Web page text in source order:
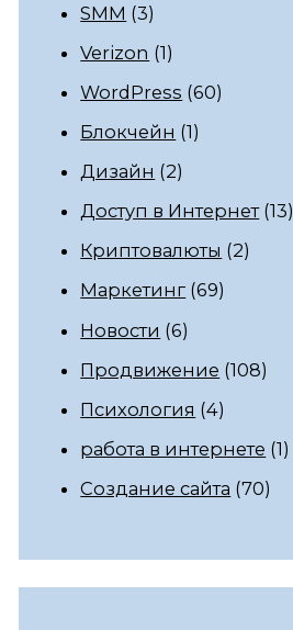
SMM (3)
Verizon (1)
WordPress (60)
Блокчейн (1)
Дизайн (2)
Доступ в Интернет(13)
Криптовалюты (2)
Маркетинг (69)
Новости (6)
Продвижение (108)
Психология (4)
работа в интернете (1)
Создание сайта (70)